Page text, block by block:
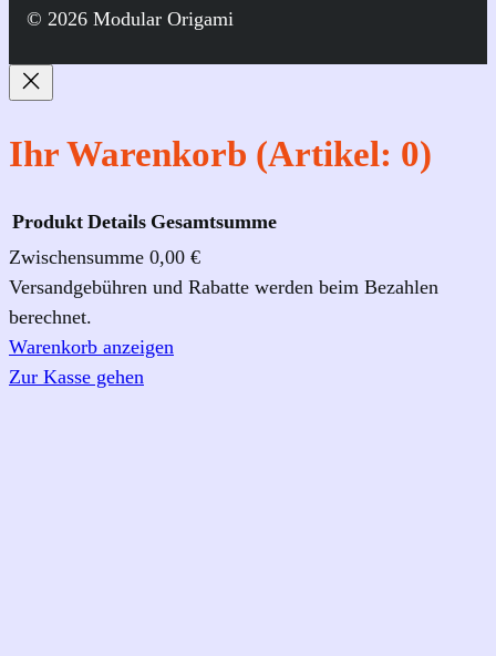
e
t
m
T
© 2026 Modular Origami
Ihr Warenkorb (Artikel: 0)
Produkte
im
Warenkorb
Produkt Details Gesamtsumme
Zwischensumme 0,00 €
Versandgebühren und Rabatte werden beim Bezahlen
berechnet.
Warenkorb anzeigen
Zur Kasse gehen